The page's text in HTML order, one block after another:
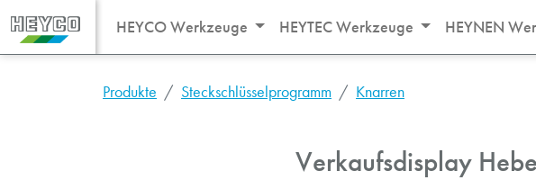
HEYCO Werkzeuge HEYTEC Werkzeuge HEYNEN
Produkte Steckschlüsselprogramm Knarren
Verkaufsdisplay